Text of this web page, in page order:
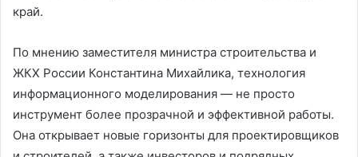
край.
По мнению заместителя министра строительства и
ЖКХ России Константина Михайлика, технология
информационного моделирования — не просто
инструмент более прозрачной и эффективной работы.
Она открывает новые горизонты для проектировщиков